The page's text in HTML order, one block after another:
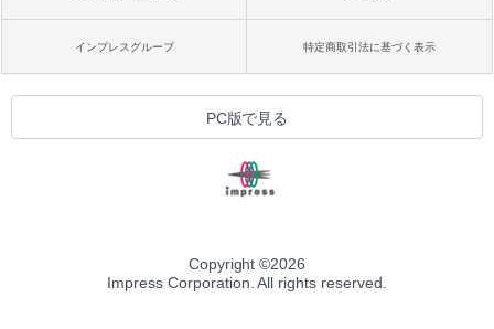
インプレスグループ 特定商取引法に基づく表示
PC版で見る
Copyright ©2026
Impress Corporation. All rights reserved.